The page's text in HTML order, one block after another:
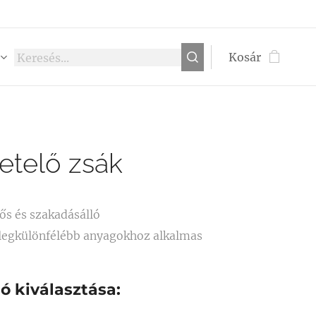
Kosár
zsák
és szakadásálló
anyagokhoz alkalmas
kiválasztása: